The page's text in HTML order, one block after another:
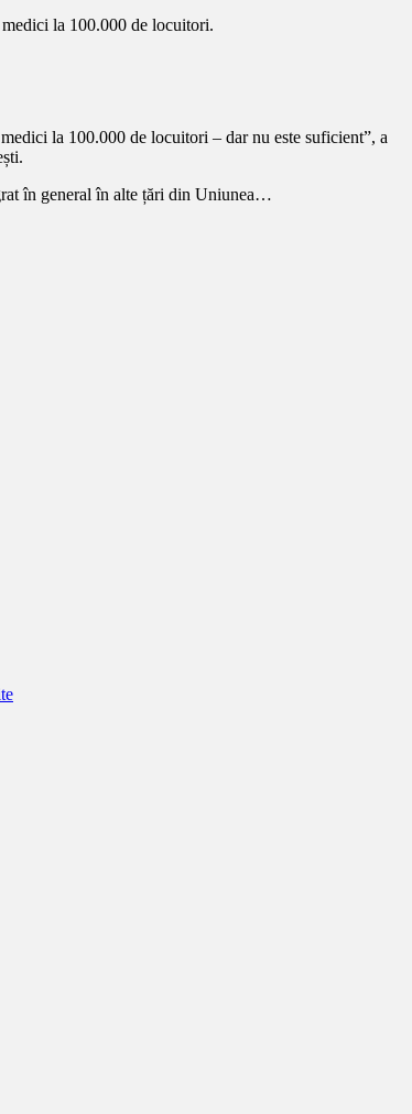
la 100.000 de locuitori.
la 100.000 de locuitori – dar nu este suficient”, a
în general în alte țări din Uniunea…